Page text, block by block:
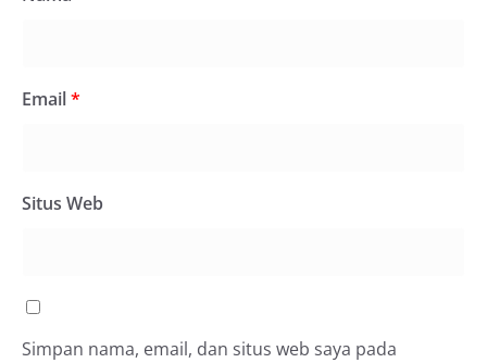
Email*
Situs Web
Simpan nama, email, dan situs web saya pada